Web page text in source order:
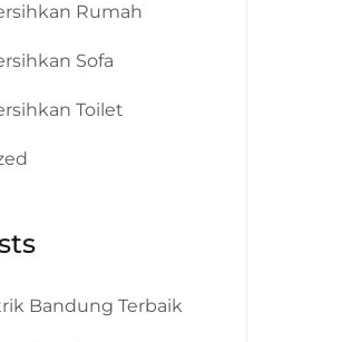
Rumah
Sofa
Toilet
Bandung Terbaik